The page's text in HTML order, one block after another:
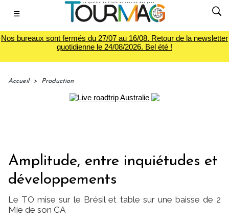
☰
Nos bureaux sont fermés du 27/07 au 16/08. Retour de la newsletter
quotidienne le 24/08/2026. Bel été !
Accueil > Production
Amplitude, entre inquiétudes et
développements
Le TO mise sur le Brésil et table sur une baisse de 2
Mie de son CA